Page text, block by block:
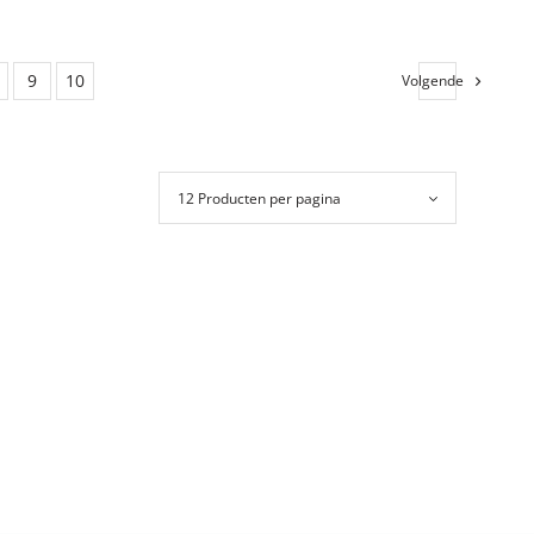
9 10 Volgende